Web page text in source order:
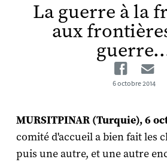
La guerre à la
aux
6 octobre 2014
MURSITPINAR (Turquie), 6
comité d'accueil a bien fait les
puis une autre, et une autre